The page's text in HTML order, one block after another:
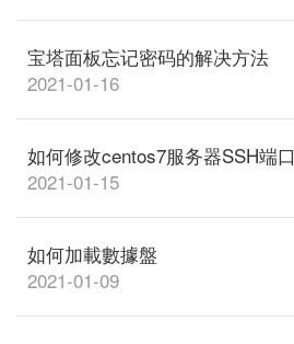
宝塔面板忘记密码的解决方法
2021-01-16
如何修改centos7服务器SSH端口
2021-01-15
如何加載數據盤
2021-01-09